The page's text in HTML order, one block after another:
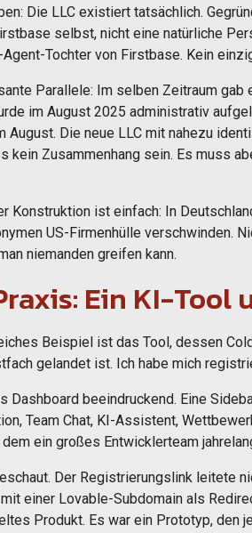
Die LLC existiert tatsächlich.
selbst, nicht eine natürliche
Tochter von Firstbase. Kein
Parallele: Im selben Zeitraum
im August 2025 administrativ
August. Die neue LLC mit nahezu
kein Zusammenhang sein. Es muss
Konstruktion ist einfach: In
US-Firmenhülle verschwinden.
niemanden greifen kann.
Ein KI-Tool
Beispiel ist das Tool, dessen
gelandet ist. Ich habe mich
Dashboard beeindruckend. Eine
Team Chat, KI-Assistent,
ein großes Entwicklerteam
Der Registrierungslink leitete
einer Lovable-Subdomain als
Produkt. Es war ein Prototyp, den